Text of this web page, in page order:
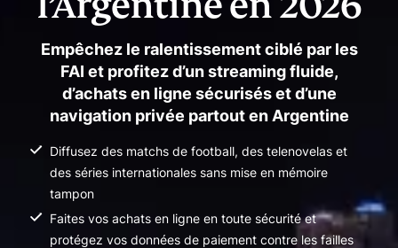
Empêchez le ralentissement ciblé par les
FAI et profitez d’un streaming fluide,
d’achats en ligne sécurisés et d’une
navigation privée partout en Argentine
Diffusez des matchs de football, des telenovelas et
des séries internationales sans mise en mémoire
tampon
Faites vos achats en ligne en toute sécurité et
protégez vos données de paiement contre les failles